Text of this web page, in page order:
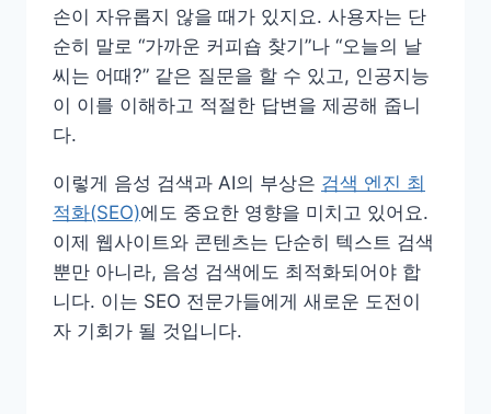
손이 자유롭지 않을 때가 있지요. 사용자는 단
순히 말로 “가까운 커피숍 찾기”나 “오늘의 날
씨는 어때?” 같은 질문을 할 수 있고, 인공지능
이 이를 이해하고 적절한 답변을 제공해 줍니
다.
이렇게 음성 검색과 AI의 부상은 검색 엔진 최
적화(SEO)에도 중요한 영향을 미치고 있어요.
이제 웹사이트와 콘텐츠는 단순히 텍스트 검색
뿐만 아니라, 음성 검색에도 최적화되어야 합
니다. 이는 SEO 전문가들에게 새로운 도전이
자 기회가 될 것입니다.